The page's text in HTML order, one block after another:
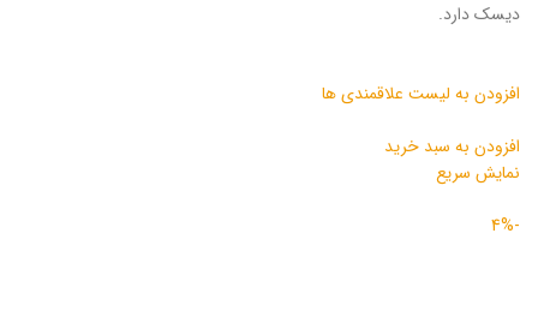
دیسک دارد.
افزودن به لیست علاقمندی ها
افزودن به سبد خرید
نمایش سریع
-4%